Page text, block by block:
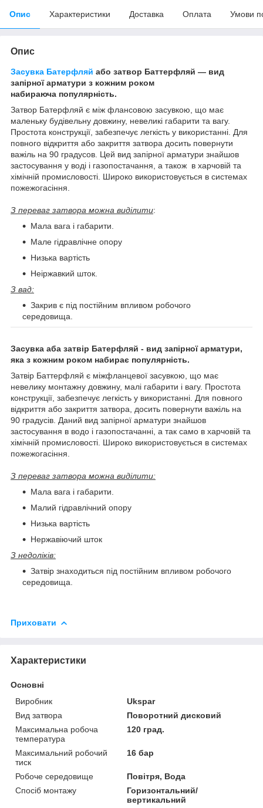
Опис Характеристики Доставка Оплата Умови
Опис
Засувка Батерфляй або затвор Баттерфляй — вид
запірної арматури з кожним роком
набираюча популярність.
Затвор Батерфляй є між флансовою засувкою, що має
маленьку будівельну довжину, невеликі габарити та вагу.
Простота конструкції, забезпечує легкість у використанні. Для
повного відкриття або закриття затвора досить повернути
важіль на 90 градусов. Цей вид запірної арматури знайшов
застосування у воді і газопостачання, а також в харчовій та
хімічній промисловості. Широко використовується в системах
пожежогасіння.
З переваг затвора можна виділити:
Мала вага і габарити.
Мале гідравлічне опору
Низька вартість
Неіржавкий шток.
З вад:
Закрив є під постійним впливом робочого
середовища.
Засувка аба затвір Батерфляй - вид запірної арматури,
яка з кожним роком набирає популярність.
Затвір Баттерфляй є міжфланцевої засувкою, що має
невелику монтажну довжину, малі габарити і вагу. Простота
конструкції, забезпечує легкість у використанні. Для повного
відкриття або закриття затвора, досить повернути важіль на
90 градусів. Даний вид запірної арматури знайшов
застосування в водо і газопостачанні, а так само в харчовій та
хімічній промисловості. Широко використовується в системах
пожежогасіння.
З переваг затвора можна виділити:
Мала вага і габарити.
Малий гідравлічний опору
Низька вартість
Нержавіючий шток
З недоліків:
Затвір знаходиться під постійним впливом робочого
середовища.
Приховати
Характеристики
Основні
Виробник
Ukspar
Вид затвора
Поворотний дисковий
Максимальна робоча
температура
120 град.
Максимальний робочий
тиск
16 бар
Робоче середовище
Повітря, Вода
Спосіб монтажу
Горизонтальний/
вертикальний